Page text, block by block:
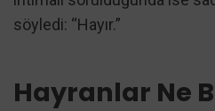
söyledi: “Hayır.”
Hayranlar Ne